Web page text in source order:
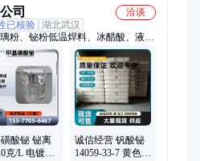
司
洽谈
已核验 湖北武汉
粉、铋粉低温焊料、冰醋酸、液压
、硅酸钠、单宁酸、胶泥粉、降阻
、熟石灰、三甘醇、大豆蜡、泡花
、edta四钠、edta二钠、维生素b1
酸铋 铋离
克/L 电镀助
诚信经营 钒酸铋
14059-33-7 黄色交